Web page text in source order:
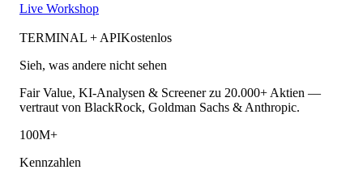
Live Workshop
TERMINAL + APIKostenlos
Sieh, was andere nicht sehen
Fair Value, KI-Analysen & Screener zu 20.000+ Aktien —
vertraut von BlackRock, Goldman Sachs & Anthropic.
100M+
Kennzahlen